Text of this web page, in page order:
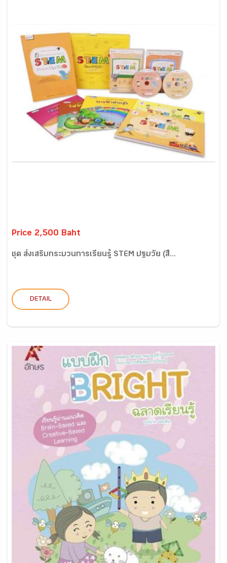
Price 2,500 Baht
ชุด ส่งเสริมกระบวนการเรียนรู้ STEM ปฐมวัย (สื...
DETAIL